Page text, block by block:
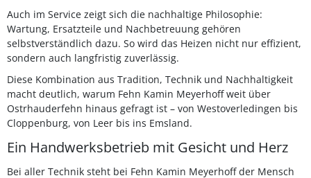
Auch im Service zeigt sich die nachhaltige Philosophie:
Wartung, Ersatzteile und Nachbetreuung gehören
selbstverständlich dazu. So wird das Heizen nicht nur effizient,
sondern auch langfristig zuverlässig.
Diese Kombination aus Tradition, Technik und Nachhaltigkeit
macht deutlich, warum Fehn Kamin Meyerhoff weit über
Ostrhauderfehn hinaus gefragt ist – von Westoverledingen bis
Cloppenburg, von Leer bis ins Emsland.
Ein Handwerksbetrieb mit Gesicht und Herz
Bei aller Technik steht bei Fehn Kamin Meyerhoff der Mensch